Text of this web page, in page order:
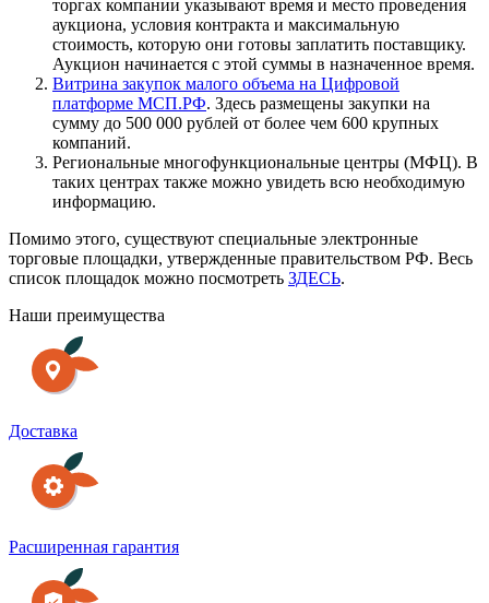
торгах компании указывают время и место проведения
аукциона, условия контракта и максимальную
стоимость, которую они готовы заплатить поставщику.
Аукцион начинается с этой суммы в назначенное время.
Витрина закупок малого объема на Цифровой
платформе МСП.РФ. Здесь размещены закупки на
сумму до 500 000 рублей от более чем 600 крупных
компаний.
Региональные многофункциональные центры (МФЦ). В
таких центрах также можно увидеть всю необходимую
информацию.
Помимо этого, существуют специальные электронные
торговые площадки, утвержденные правительством РФ. Весь
список площадок можно посмотреть ЗДЕСЬ.
Наши преимущества
Доставка
Расширенная гарантия